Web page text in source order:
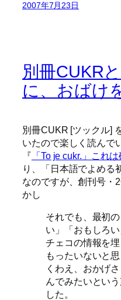
2007年7月23日
別冊CUKR
に、おばけ
別冊CUKR [ツックル]
いたので楽しく読んで
『 「To je cukr.」これ
り、
日本語でよめる
なのですが、創刊号・
かし
それでも、最初
い」「おもしろ
チェコの情報を
もったいないと
くわえ、おかげ
んでみたいとい
した。